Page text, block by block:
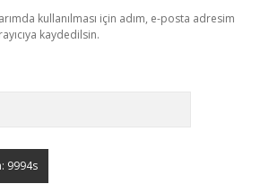
kullanılması için adım, e-posta adresim
kaydedilsin.